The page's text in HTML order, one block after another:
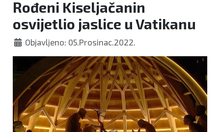
Rođeni Kiseljačanin
osvijetlio jaslice u Vatikanu
Objavljeno: 05.Prosinac.2022.